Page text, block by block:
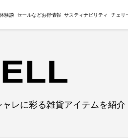
験談 セールなどお得情報 サスティナビリティ チェリ
レに彩る雑貨アイテムを紹介